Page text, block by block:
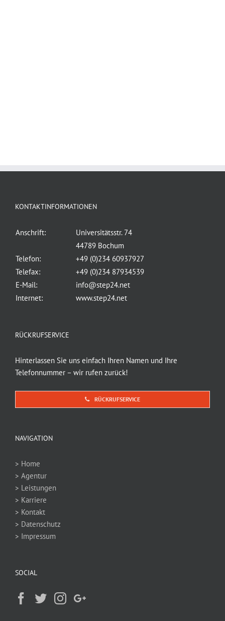
KONTAKTINFORMATIONEN
Anschrift:
Universitätsstr. 74
44789 Bochum
Telefon:
+49 (0)234 60937927
Telefax:
+49 (0)234 87934539
E-Mail:
info@step24.net
Internet:
www.step24.net
RÜCKRUFSERVICE
Hinterlassen Sie uns einfach Ihren Namen und Ihre
Telefonnummer – wir rufen zurück!
RÜCKRUFSERVICE
NAVIGATION
> Home
> Agentur
> Leistungen
> Karriere
> Kontakt
> Datenschutz
> Impressum
SOCIAL